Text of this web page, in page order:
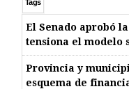
Tags
El Senado aprobó
tensiona el modelo
Provincia y
esquema de